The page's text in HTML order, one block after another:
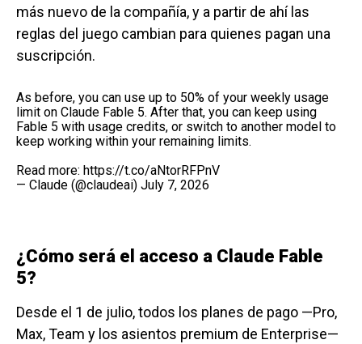
más nuevo de la compañía, y a partir de ahí las
reglas del juego cambian para quienes pagan una
suscripción.
As before, you can use up to 50% of your weekly usage
limit on Claude Fable 5. After that, you can keep using
Fable 5 with usage credits, or switch to another model to
keep working within your remaining limits.
Read more: https://t.co/aNtorRFPnV
— Claude (@claudeai) July 7, 2026
¿Cómo será el acceso a Claude Fable
5?
Desde el 1 de julio, todos los planes de pago —Pro,
Max, Team y los asientos premium de Enterprise—